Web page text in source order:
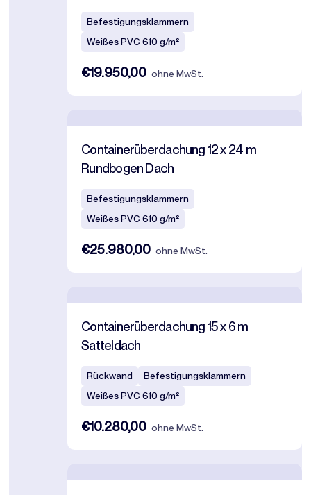
Befestigungsklammern
Weißes PVC 610 g/m²
€19.950,00 ohne MwSt.
Containerüberdachung 12 x 24 m
Rundbogen Dach
Befestigungsklammern
Weißes PVC 610 g/m²
€25.980,00 ohne MwSt.
Containerüberdachung 15 x 6 m
Satteldach
Rückwand
Befestigungsklammern
Weißes PVC 610 g/m²
€10.280,00 ohne MwSt.